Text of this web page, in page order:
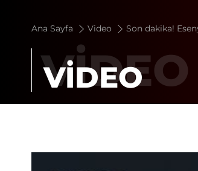
Ana Sayfa Video Son dakika!
VİDEO